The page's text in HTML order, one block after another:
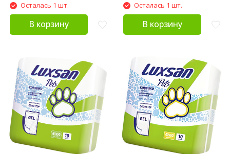
Осталась 1 шт.
В корзину
Осталась 1 шт.
В корзину